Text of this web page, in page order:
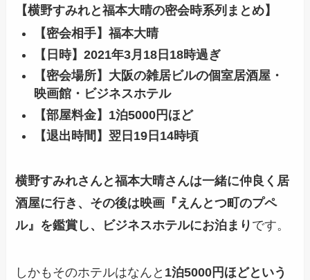
【横野すみれと福本大晴の密会時系列まとめ】
【密会相手】福本大晴
【日時】2021年3月18日18時過ぎ
【密会場所】 大阪の雑居ビルの個室居酒屋・
映画館・ビジネスホテル
【部屋料金】 1泊5000円ほど
【退出時間】翌日19日14時頃
横野すみれさんと福本大晴さんは一緒に仲良く居
酒屋に行き、その後は映画『えんとつ町のプペ
ル』を鑑賞し、ビジネスホテルにお泊まり です。
しかもそのホテルはなんと 1泊5000円ほどという